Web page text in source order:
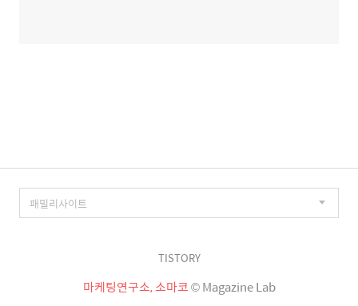
TISTORY
마케팅연구소, 소마코© Magazine Lab